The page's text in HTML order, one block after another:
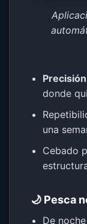
donde
una
Cebado
🌙 Pesca
De